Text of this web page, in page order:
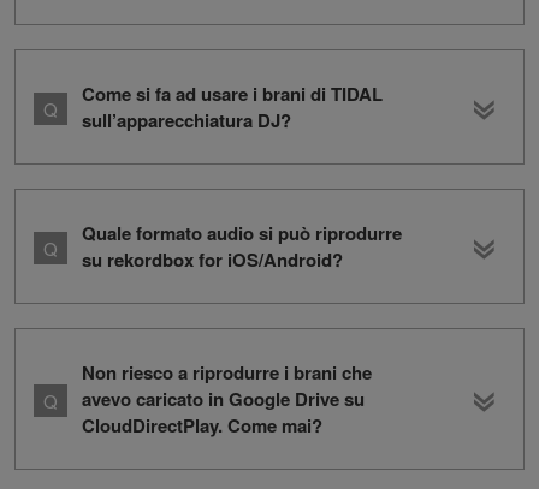
Come si fa ad usare i brani di TIDAL
sull’apparecchiatura DJ?
Quale formato audio si può riprodurre
su rekordbox for iOS/Android?
Non riesco a riprodurre i brani che
avevo caricato in Google Drive su
CloudDirectPlay. Come mai?